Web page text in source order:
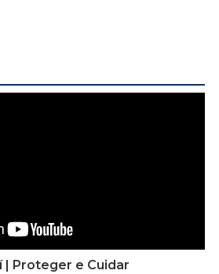
| Proteger e Cuidar